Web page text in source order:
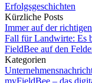
Erfolgsgeschichten
Kürzliche Posts
Immer auf der
Fall für Landwirte: Es
FieldBee auf den
Kategorien
myFieldBee – das